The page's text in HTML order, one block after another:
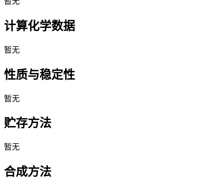
计算化学数据
暂无
性质与稳定性
暂无
贮存方法
暂无
合成方法